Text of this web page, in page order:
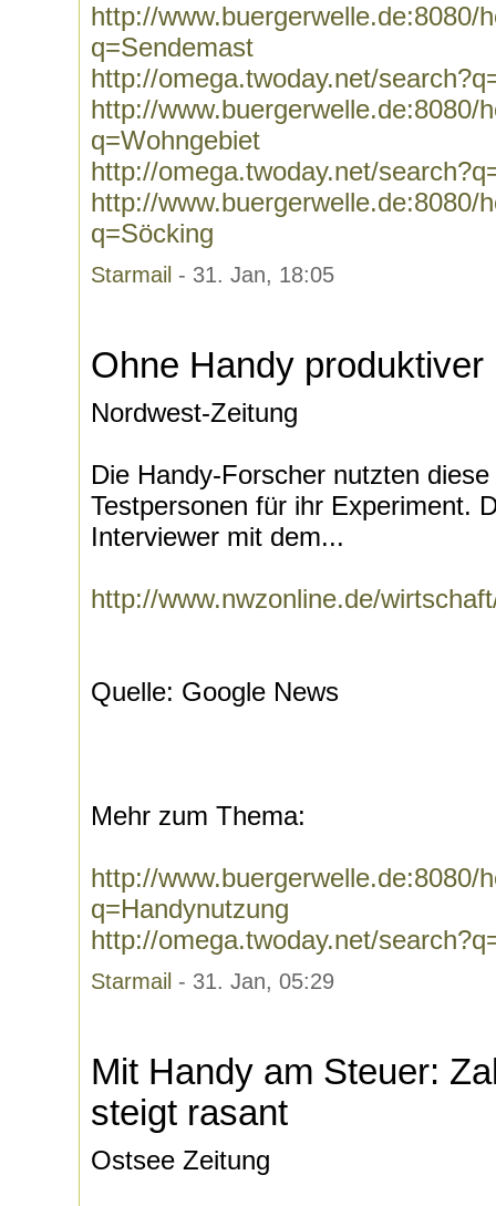
http://www.buergerwelle.de:8080/
q=Sendemast
http://omega.twoday.net/
http://www.buergerwelle.de:8080/
q=Wohngebiet
http://omega.twoday.net/
http://www.buergerwelle.de:8080/
q=Söcking
Starmail - 31. Jan, 18:05
Ohne Handy produktiver
Nordwest-Zeitung
Die Handy-Forscher nutzten
Testpersonen für ihr Experiment.
Interviewer mit dem...
http://www.nwzonline.de/
Quelle: Google News
Mehr zum Thema:
http://www.buergerwelle.de:8080/
q=Handynutzung
http://omega.twoday.net/
Starmail - 31. Jan, 05:29
Mit Handy am Steuer:
steigt rasant
Ostsee Zeitung